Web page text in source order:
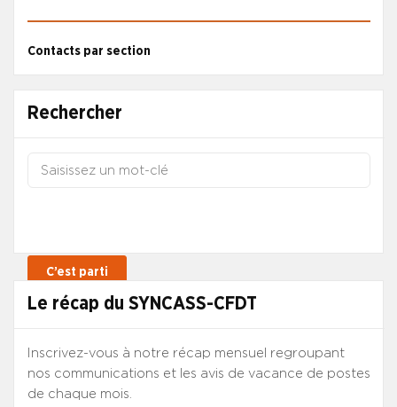
Contacts par section
Rechercher
Le récap du SYNCASS-CFDT
Inscrivez-vous à notre récap mensuel regroupant
nos communications et les avis de vacance de postes
de chaque mois.